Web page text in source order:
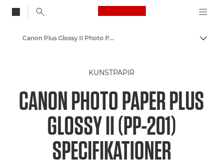
Canon Logo, back
Skift
Pixma Photo Paper - Glossy, Matter, Luster
Canon Plus Glossy II Photo Paper PP-201 - A4, 4x6", 5x5", 5x7"
KUNSTPAPIR
CANON PHOTO PAPER PLUS
GLOSSY II (PP-201)
SPECIFIKATIONER